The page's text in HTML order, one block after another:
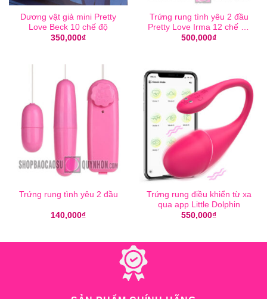
Dương vật giả mini Pretty
Love Beck 10 chế độ
350,000₫
Trứng rung tình yêu 2 đầu
Pretty Love Irma 12 chế độ
rung
500,000₫
Trứng rung tình yêu 2 đầu
140,000₫
Trứng rung điều khiển từ xa
qua app Little Dolphin
550,000₫